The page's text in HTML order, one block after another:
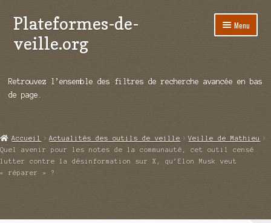
Aller
à
la
Aller
au
contenu
Plateformes-de-
veille.org
Menu
Répertoire d’ouitils
Démos vidéos
Ouvrir
Actualités
Retrouvez l’ensemble des filtres de recherche avancée en bas
de page.
Accueil Actualités des outils de veille
Veille de Mathieu
Quel avenir pour les notes de la communauté, cet outil censé
lutter contre la désinformation sur X, qu’Elon Musk veut
« réparer » ?